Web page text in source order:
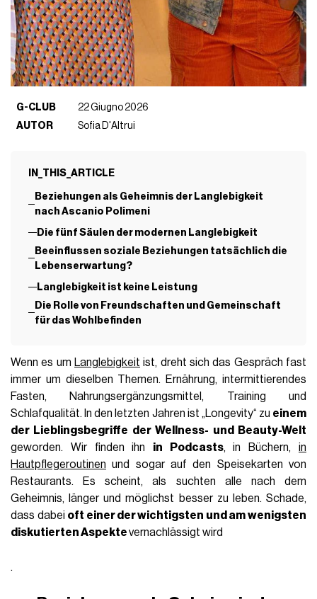
G-CLUB
22 Giugno 2026
AUTOR
Sofia D'Altrui
IN_THIS_ARTICLE
Beziehungen als Geheimnis der Langlebigkeit
nach Ascanio Polimeni
Die fünf Säulen der modernen Langlebigkeit
Beeinflussen soziale Beziehungen tatsächlich die
Lebenserwartung?
Langlebigkeit ist keine Leistung
Die Rolle von Freundschaften und Gemeinschaft
für das Wohlbefinden
Wenn es um Langlebigkeit ist, dreht sich das Gespräch fast
immer um dieselben Themen. Ernährung, intermittierendes
Fasten, Nahrungsergänzungsmittel, Training und
Schlafqualität. In den letzten Jahren ist „Longevity“ zu einem
der Lieblingsbegriffe der Wellness- und Beauty-Welt
geworden. Wir finden ihn in Podcasts, in Büchern, in
Hautpflegeroutinen und sogar auf den Speisekarten von
Restaurants. Es scheint, als suchten alle nach dem
Geheimnis, länger und möglichst besser zu leben. Schade,
dass dabei oft einer der wichtigsten und am wenigsten
diskutierten Aspektevernachlässigt wird
.